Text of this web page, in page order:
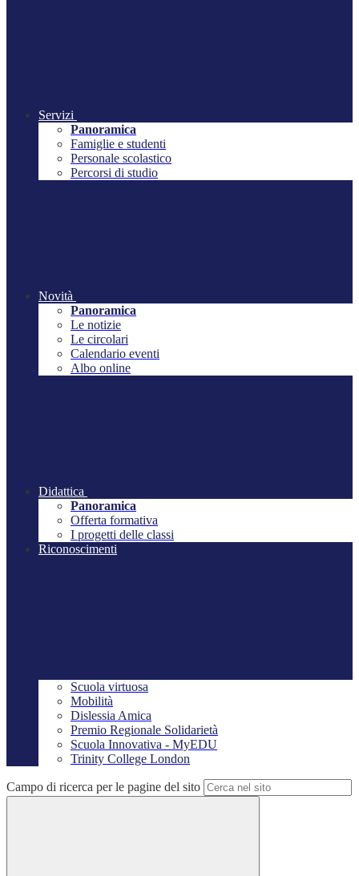
Servizi
Panoramica
Famiglie e studenti
Personale scolastico
Percorsi di studio
Novità
Panoramica
Le notizie
Le circolari
Calendario eventi
Albo online
Didattica
Panoramica
Offerta formativa
I progetti delle classi
Riconoscimenti
Scuola virtuosa
Mobilità
Dislessia Amica
Premio Regionale Solidarietà
Scuola Innovativa - MyEDU
Trinity College London
Campo di ricerca per le pagine del sito